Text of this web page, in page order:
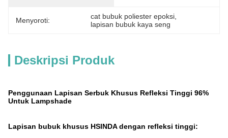
Menyoroti: cat bubuk poliester epoksi
lapisan bubuk kaya seng
Deskripsi Produk
Penggunaan Lapisan Serbuk Khusus Refleksi Tinggi 96%
Untuk Lampshade
Lapisan bubuk khusus HSINDA dengan refleksi tinggi: